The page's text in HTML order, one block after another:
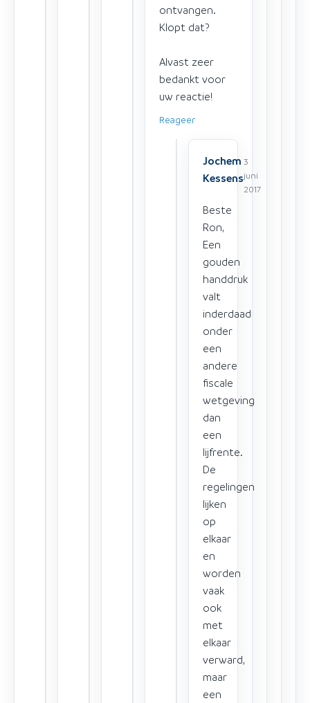
ontvangen.
Klopt dat?
Alvast zeer
bedankt voor
uw reactie!
Reageer
Jochem
Kessens
3
juni
2017
Beste
Ron,
Een
gouden
handdruk
valt
inderdaad
onder
een
andere
fiscale
wetgeving
dan
een
lijfrente.
De
regelingen
lijken
op
elkaar
en
worden
vaak
ook
met
elkaar
verward,
maar
een